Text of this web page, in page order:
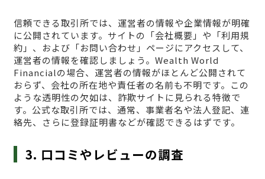
信頼できる取引所では、運営者の情報や企業情報が明確
に公開されています。サイトの「会社概要」や「利用規
約」、および「お問い合わせ」ページにアクセスして、
運営者の情報を確認しましょう。Wealth World
Financialの場合、運営者の情報がほとんど公開されて
おらず、会社の所在地や責任者の名前も不明です。この
ような透明性の欠如は、詐欺サイトに見られる特徴で
す。公式な取引所では、通常、事業者名や法人登記、連
絡先、さらに登録証明書などが確認できるはずです。
3. 口コミやレビューの調査